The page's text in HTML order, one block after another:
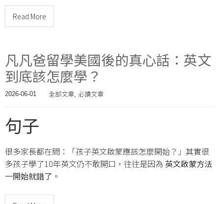
Read More
凡凡爸留學美國後的真心話：英文
到底該怎麼學？
2026-06-01 全部文章, 必讀文章
句子
很多家長都在問：「孩子英文啟蒙應該怎麼開始？」其實很
多孩子學了10年英文仍不敢開口，往往是因為 英文啟蒙方法
一開始就錯了 。